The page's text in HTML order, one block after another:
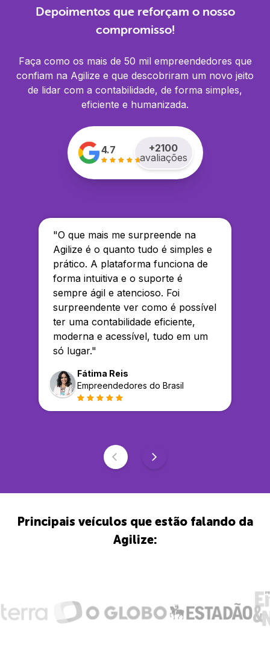
Depoimentos que reforçam o nosso
compromisso!
Faça como os mais de 50 mil empreendedores que
confiam na Agilize e que descobriram um novo jeito
de lidar com a contabilidade, de forma simples,
eficiente e humanizada.
4.7 +2100
avaliações
"O que mais me surpreende na
Agilize é o quanto tudo é simples e
prático. A plataforma funciona de
forma intuitiva e o suporte é
sempre ágil e atencioso. Foi
surpreendente ver como é possível
ter uma contabilidade eficiente,
moderna e acessível, tudo em um
só lugar."
Fátima Reis
Empreendedores do Brasil
Principais veículos que estão falando da
Agilize: